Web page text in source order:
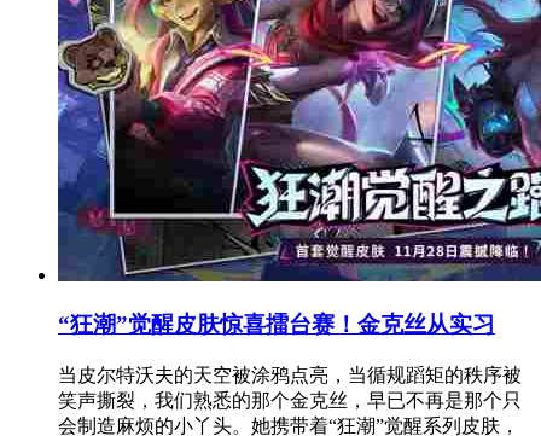
“狂潮”觉醒皮肤惊喜擂台赛！金克丝从实习
当皮尔特沃夫的天空被涂鸦点亮，当循规蹈矩的秩序被
笑声撕裂，我们熟悉的那个金克丝，早已不再是那个只
会制造麻烦的小丫头。她携带着“狂潮”觉醒系列皮肤，